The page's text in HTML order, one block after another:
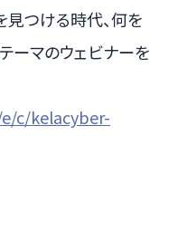
見つける時代、何を
ーマのウェビナーを
c/kelacyber-